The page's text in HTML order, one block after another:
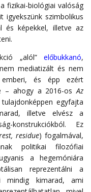
fizikai-biológiai valóság
igyekszünk szimbolikus
és képekkel, illetve az
„alól” előbukkanó,
mediatizált és nem
emberi, és épp ezért
– ahogy a 2016-osAz
egyfajta
illetve elvész a
konstrukciókból. Ez
residue) fogalmával,
politikai filozófiai
a hegemóniára
reprezentálni a
mindig kimarad, ami